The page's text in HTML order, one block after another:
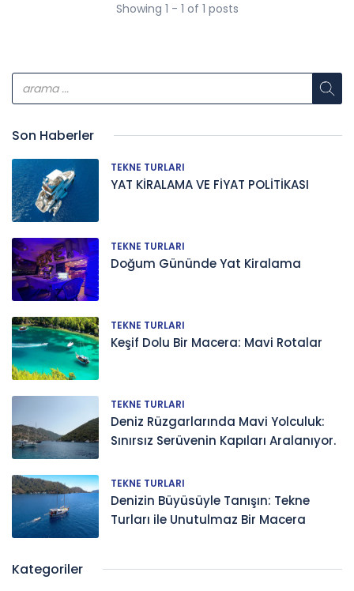
Showing 1 - 1 of 1 posts
Son Haberler
TEKNE TURLARI
YAT KİRALAMA VE FİYAT POLİTİKASI
TEKNE TURLARI
Doğum Gününde Yat Kiralama
TEKNE TURLARI
Keşif Dolu Bir Macera: Mavi Rotalar
TEKNE TURLARI
Deniz Rüzgarlarında Mavi Yolculuk:
Sınırsız Serüvenin Kapıları Aralanıyor.
TEKNE TURLARI
Denizin Büyüsüyle Tanışın: Tekne
Turları ile Unutulmaz Bir Macera
Kategoriler